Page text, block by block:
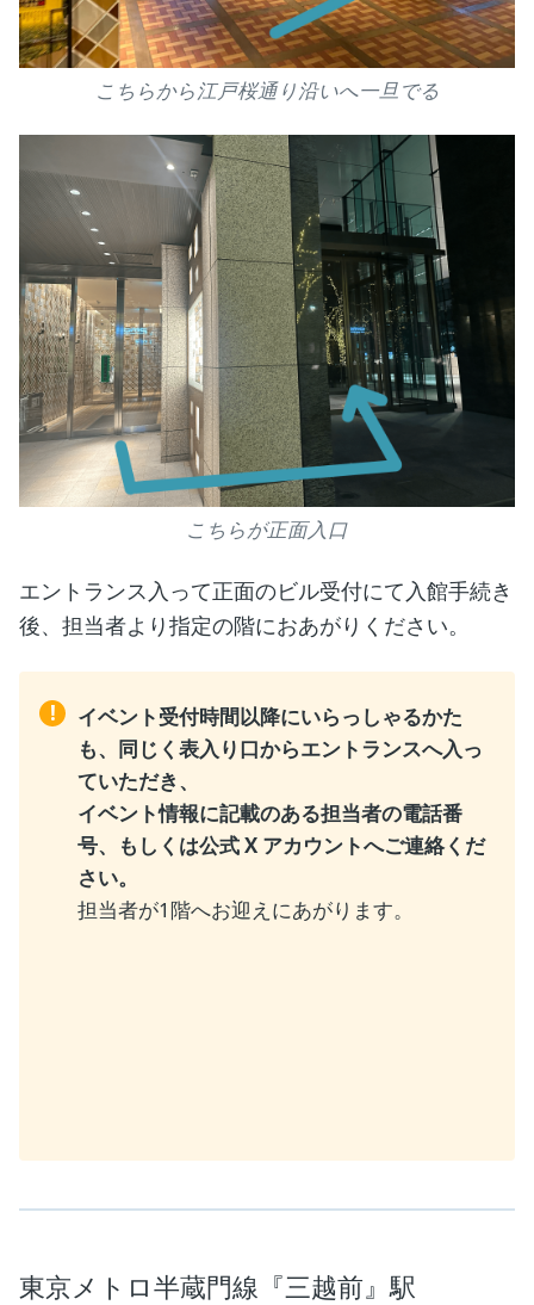
こちらから江戸桜通り沿いへ一旦でる
こちらが正面入口
エントランス入って正面のビル受付にて入館手続き
後、担当者より指定の階におあがりください。
!
イベント受付時間以降にいらっしゃるかた
も、同じく表入り口からエントランスへ入っ
ていただき、
イベント情報に記載のある担当者の電話番
号、もしくは公式 X アカウントへご連絡くだ
さい。
担当者が1階へお迎えにあがります。
東京メトロ半蔵門線『三越前』駅